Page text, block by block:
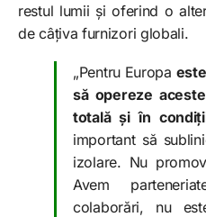
restul lumii și oferind o
de câțiva furnizori globali.
„Pentru Europa
să opereze
totală și în
important să
izolare. Nu
Avem
colaborări, nu